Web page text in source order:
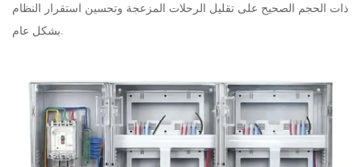
ذات الحجم الصحيح على تقليل الرحلات المزعجة وتحسين استقرار النظام
بشكل عام.